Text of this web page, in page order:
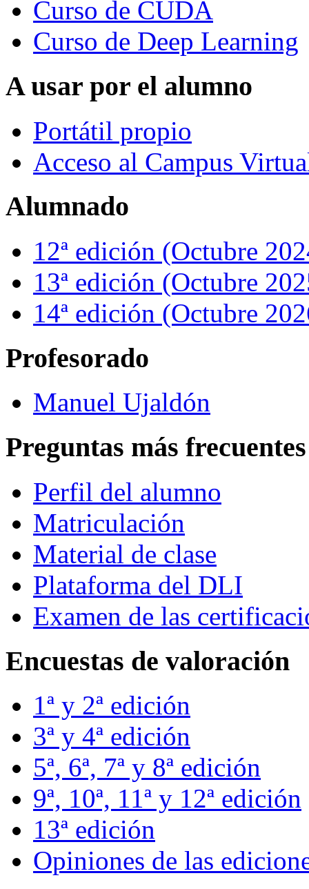
Curso de CUDA
Curso de Deep Learning
A usar por el alumno
Portátil propio
Acceso al Campus
Alumnado
12ª edición (Octubre
13ª edición (Octubre
14ª edición (Octubre
Profesorado
Manuel Ujaldón
Preguntas más frecuentes
Perfil del alumno
Matriculación
Material de clase
Plataforma del DLI
Examen de las
Encuestas de valoración
1ª y 2ª edición
3ª y 4ª edición
5ª, 6ª, 7ª y 8ª edición
9ª, 10ª, 11ª y 12ª edición
13ª edición
Opiniones de las